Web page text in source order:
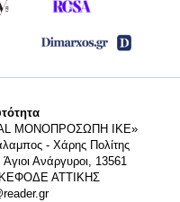
MONΟΠΡΟΣΩΠΗ ΙΚΕ»
- Χάρης Πολίτης
Ανάργυροι, 13561
ΚΕΦΟΔΕ ΑΤΤΙΚΗΣ